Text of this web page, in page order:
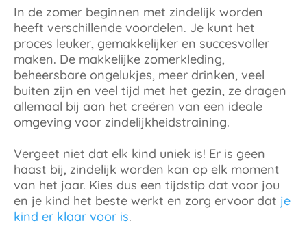
In de zomer beginnen met zindelijk worden
heeft verschillende voordelen. Je kunt het
proces leuker, gemakkelijker en succesvoller
maken. De makkelijke zomerkleding,
beheersbare ongelukjes, meer drinken, veel
buiten zijn en veel tijd met het gezin, ze dragen
allemaal bij aan het creëren van een ideale
omgeving voor zindelijkheidstraining.
Vergeet niet dat elk kind uniek is! Er is geen
haast bij, zindelijk worden kan op elk moment
van het jaar. Kies dus een tijdstip dat voor jou
en je kind het beste werkt en zorg ervoor dat je
kind er klaar voor is.